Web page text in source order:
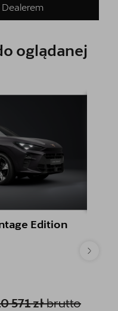
oglądanej
Edition
571 złbrutto